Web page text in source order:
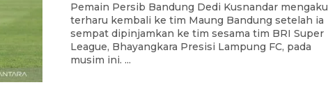
Pemain Persib Bandung Dedi Kusnandar mengaku
terharu kembali ke tim Maung Bandung setelah ia
sempat dipinjamkan ke tim sesama tim BRI Super
League, Bhayangkara Presisi Lampung FC, pada
musim ini. ...